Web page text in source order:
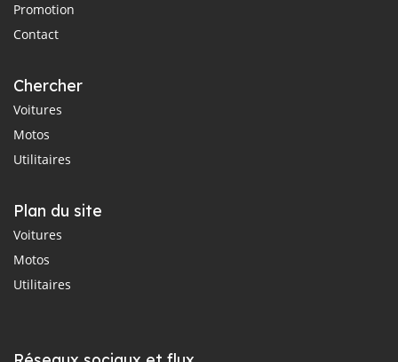
Promotion
Contact
Chercher
Voitures
Motos
Utilitaires
Plan du site
Voitures
Motos
Utilitaires